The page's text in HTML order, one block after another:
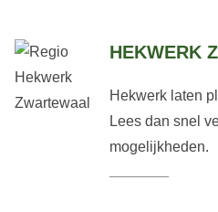
HEKWERK
Hekwerk laten
Lees dan snel
mogelijkheden.